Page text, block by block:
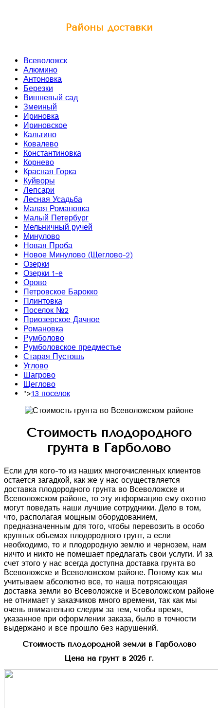
Районы доставки
Всеволожск
Алюмино
Антоновка
Березки
Вишневый сад
Змеиный
Ириновка
Ириновское
Кальтино
Ковалево
Константиновка
Корнево
Красная Горка
Куйворы
Лепсари
Лесная Усадьба
Малая Романовка
Малый Петербург
Мельничный ручей
Минулово
Новая Проба
Новое Минулово (Щеглово-2)
Озерки
Озерки 1-е
Орово
Петровское Барокко
Плинтовка
Поселок №2
Приозерское Дачное
Романовка
Румболово
Румболовское предместье
Старая Пустошь
Углово
Шагрово
Щеглово
">13 поселок
Стоимость плодородного
грунта в Гарболово
Если для кого-то из наших многочисленных клиентов
остается загадкой, как же у нас осуществляется
доставка плодородного грунта во Всеволожске и
Всеволожском районе, то эту информацию ему охотно
могут поведать наши лучшие сотрудники. Дело в том,
что, располагая мощным оборудованием,
предназначенным для того, чтобы перевозить в особо
крупных объемах плодородного грунт, а если
необходимо, то и плодородную землю и чернозем, нам
ничто и никто не помешает предлагать свои услуги. И за
счет этого у нас всегда доступна доставка грунта во
Всеволожске и Всеволожском районе. Потому как мы
учитываем абсолютно все, то наша потрясающая
доставка земли во Всеволожске и Всеволожском районе
не отнимает у заказчиков много времени, так как мы
очень внимательно следим за тем, чтобы время,
указанное при оформлении заказа, было в точности
выдержано и все прошло без нарушений.
Стоимость плодородной земли в Гарболово
Цена на грунт в 2026 г.